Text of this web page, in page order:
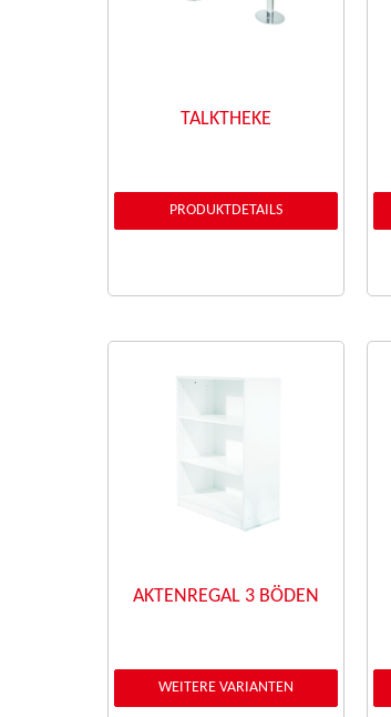
TALKTHEKE
PRODUKTDETAILS
AKTENREGAL 3 BÖDEN
WEITERE VARIANTEN